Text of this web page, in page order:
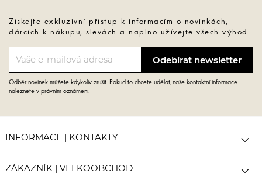
Získejte exkluzivní přístup k informacím o novinkách,
dárcích k nákupu, slevách a naplno užívejte všech výhod.
Odběr novinek můžete kdykoliv zrušit. Pokud to chcete udělat, naše kontaktní informace
naleznete v právním oznámení.
INFORMACE | KONTAKTY 
ZÁKAZNÍK | VELKOOBCHOD